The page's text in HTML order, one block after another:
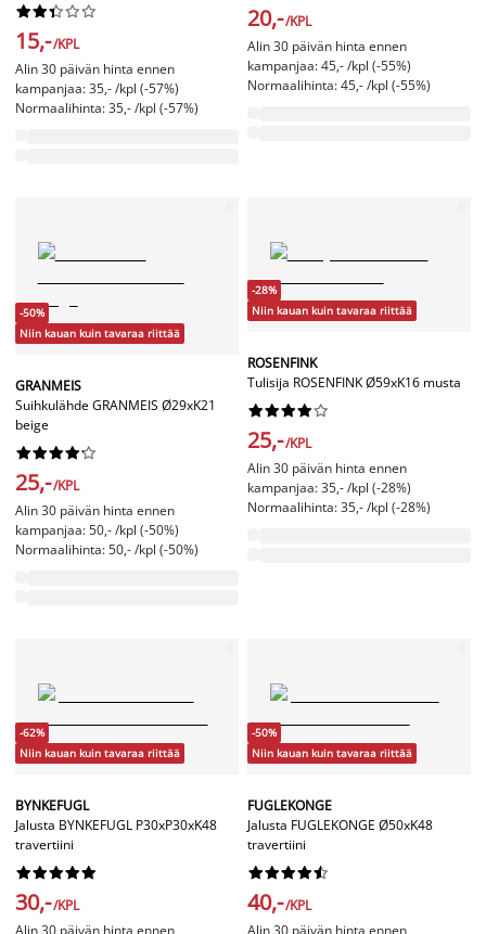






15,-/KPL
Alin 30 päivän hinta ennen
kampanjaa: 35,- /kpl (-57%)
Normaalihinta: 35,- /kpl (-57%)
20,-/KPL
Alin 30 päivän hinta ennen
kampanjaa: 45,- /kpl (-55%)
Normaalihinta: 45,- /kpl (-55%)
-50%
Niin kauan kuin tavaraa riittää
GRANMEIS
Suihkulähde GRANMEIS Ø29xK21
beige






25,-/KPL
Alin 30 päivän hinta ennen
kampanjaa: 50,- /kpl (-50%)
Normaalihinta: 50,- /kpl (-50%)
-28%
Niin kauan kuin tavaraa riittää
ROSENFINK
Tulisija ROSENFINK Ø59xK16 musta






25,-/KPL
Alin 30 päivän hinta ennen
kampanjaa: 35,- /kpl (-28%)
Normaalihinta: 35,- /kpl (-28%)
-62%
Niin kauan kuin tavaraa riittää
BYNKEFUGL
Jalusta BYNKEFUGL P30xP30xK48
travertiini






30,-/KPL
Alin 30 päivän hinta ennen
-50%
Niin kauan kuin tavaraa riittää
FUGLEKONGE
Jalusta FUGLEKONGE Ø50xK48
travertiini






40,-/KPL
Alin 30 päivän hinta ennen